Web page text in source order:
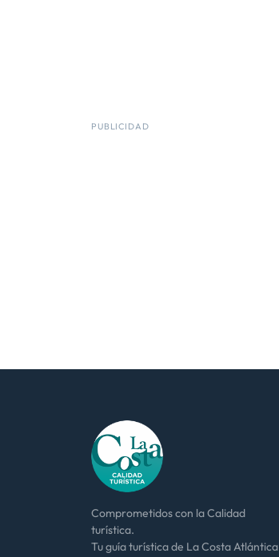
PUBLICIDAD
Comprometidos con la Calidad
turística.
Tu guía turística de La Costa Atlántica